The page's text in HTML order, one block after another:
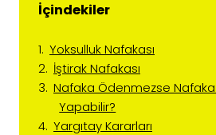
İçindekiler
Yoksulluk Nafakası
İştirak Nafakası
Nafaka Ödenmezse Nafaka
Yapabilir?
Yargıtay Kararları